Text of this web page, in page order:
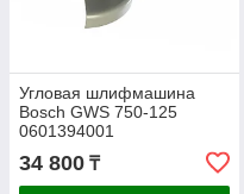
Угловая шлифмашина
Bosch GWS 750-125
0601394001
34 800 ₸